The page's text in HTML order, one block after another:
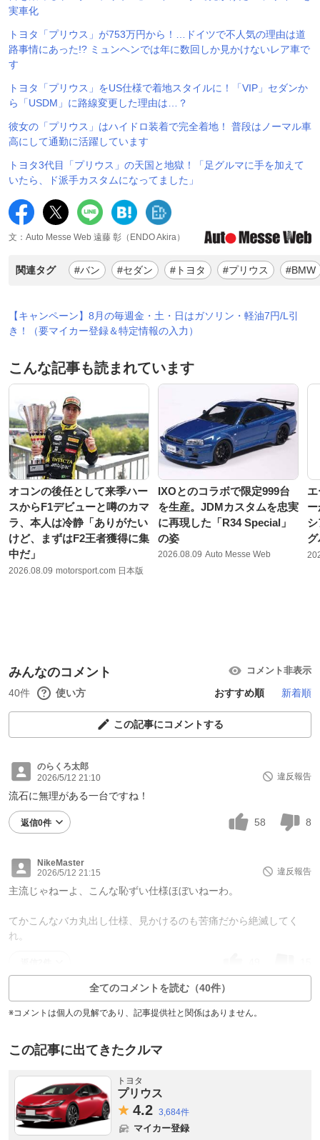
実車化
トヨタ「プリウス」が753万円から！…ドイツで不人気の理由は道
路事情にあった!? ミュンヘンでは年に数回しか見かけないレア車で
す
トヨタ「プリウス」をUS仕様で着地スタイルに！「VIP」セダンか
ら「USDM」に路線変更した理由は…？
彼女の「プリウス」はハイドロ装着で完全着地！ 普段はノーマル車
高にして通勤に活躍しています
トヨタ3代目「プリウス」の天国と地獄！「足グルマに手を加えて
いたら、ド派手カスタムになってました」
文：Auto Messe Web 遠藤 彰（ENDO Akira）
関連タグ #バン #セダン #トヨタ #プリウス #BMW
【キャンペーン】8月の毎週金・土・日はガソリン・軽油7円/L引
き！（要マイカー登録＆特定情報の入力）
こんな記事も読まれています
オコンの後任として来季ハー
スからF1デビューと噂のカマ
ラ、本人は冷静「ありがたい
けど、まずはF2王者獲得に集
中だ」
2026.08.09 motorsport.com 日本版
IXOとのコラボで限定999台
を生産。JDMカスタムを忠実
に再現した「R34 Special」
の姿
2026.08.09 Auto Messe Web
みんなのコメント コメント非表示
40件 使い方 おすすめ順 新着順
この記事にコメントする
のらくろ太郎
2026/5/12 21:10
違反報告
流石に無理がある一台ですね！
返信0件 58 8
NikeMaster
2026/5/12 21:15
違反報告
主流じゃねーよ、こんな恥ずい仕様ほぼいねーわ。
てかこんなバカ丸出し仕様、見かけるのも苦痛だから絶滅してく
れ。
全てのコメントを読む（40件）
※コメントは個人の見解であり、記事提供社と関係はありません。
この記事に出てきたクルマ
トヨタ
プリウス
4.2 3,684件
マイカー登録